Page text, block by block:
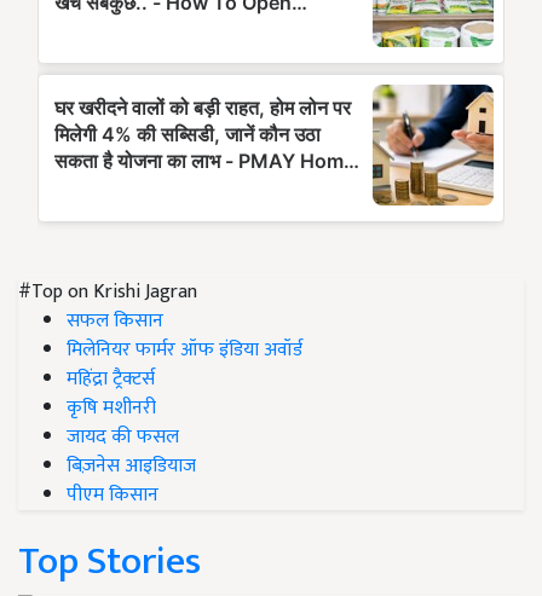
#Top on Krishi Jagran
सफल किसान
मिलेनियर फार्मर ऑफ इंडिया अवॉर्ड
महिंद्रा ट्रैक्टर्स
कृषि मशीनरी
जायद की फसल
बिज़नेस आइडियाज
पीएम किसान
Top Stories